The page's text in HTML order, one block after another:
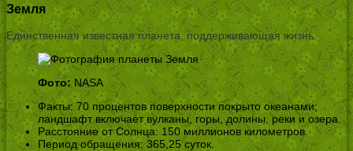
Земля
Единственная известная планета, поддерживающая жизнь.
Фото: NASA
Факты: 70 процентов поверхности покрыто океанами;
ландшафт включает вулканы, горы, долины, реки и озера.
Расстояние от Солнца: 150 миллионов километров.
Период обращения: 365,25 суток.